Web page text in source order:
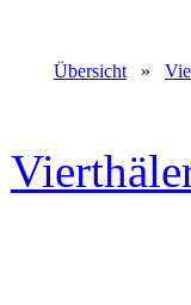
Übersicht »